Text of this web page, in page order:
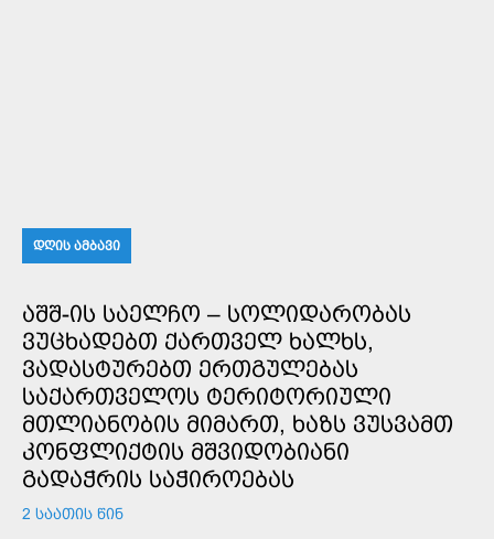
ᲓᲦᲘᲡ ᲐᲛᲑᲐᲕᲘ
ᲐᲨᲨ-ᲘᲡ ᲡᲐᲔᲚᲩᲝ – ᲡᲝᲚᲘᲓᲐᲠᲝᲑᲐᲡ
ᲕᲣᲪᲮᲐᲓᲔᲑᲗ ᲥᲐᲠᲗᲕᲔᲚ ᲮᲐᲚᲮᲡ,
ᲕᲐᲓᲐᲡᲢᲣᲠᲔᲑᲗ ᲔᲠᲗᲒᲣᲚᲔᲑᲐᲡ
ᲡᲐᲥᲐᲠᲗᲕᲔᲚᲝᲡ ᲢᲔᲠᲘᲢᲝᲠᲘᲣᲚᲘ
ᲛᲗᲚᲘᲐᲜᲝᲑᲘᲡ ᲛᲘᲛᲐᲠᲗ, ᲮᲐᲖᲡ ᲕᲣᲡᲕᲐᲛᲗ
ᲙᲝᲜᲤᲚᲘᲥᲢᲘᲡ ᲛᲨᲕᲘᲓᲝᲑᲘᲐᲜᲘ
ᲒᲐᲓᲐᲭᲠᲘᲡ ᲡᲐᲭᲘᲠᲝᲔᲑᲐᲡ
2 ᲡᲐᲐᲗᲘᲡ ᲬᲘᲜ